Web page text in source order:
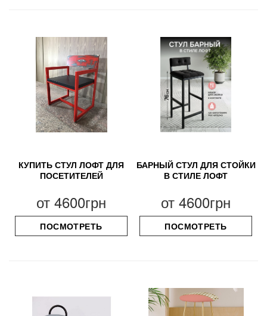
КУПИТЬ СТУЛ ЛОФТ ДЛЯ
ПОСЕТИТЕЛЕЙ
от 4600грн
ПОСМОТРЕТЬ
БАРНЫЙ СТУЛ ДЛЯ СТОЙКИ
В СТИЛЕ ЛОФТ
от 4600грн
ПОСМОТРЕТЬ